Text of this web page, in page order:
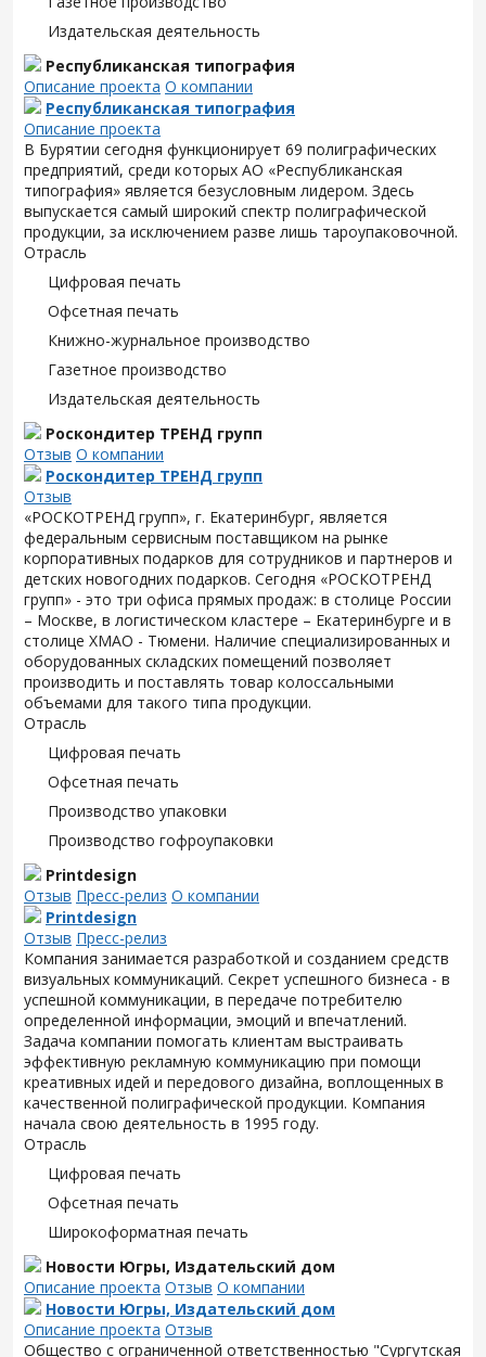
Издательская деятельность
Республиканская типография
Описание проекта О компании
Республиканская типография
Описание проекта
В Бурятии сегодня функционирует 69 полиграфических
предприятий, среди которых АО «Республиканская
типография» является безусловным лидером. Здесь
выпускается самый широкий спектр полиграфической
продукции, за исключением разве лишь тароупаковочной.
Отрасль
Цифровая печать
Офсетная печать
Книжно-журнальное производство
Газетное производство
Издательская деятельность
Роскондитер ТРЕНД групп
Отзыв О компании
Роскондитер ТРЕНД групп
Отзыв
«РОСКОТРЕНД групп», г. Екатеринбург, является
федеральным сервисным поставщиком на рынке
корпоративных подарков для сотрудников и партнеров и
детских новогодних подарков. Сегодня «РОСКОТРЕНД
групп» - это три офиса прямых продаж: в столице России
– Москве, в логистическом кластере – Екатеринбурге и в
столице ХМАО - Тюмени. Наличие специализированных и
оборудованных складских помещений позволяет
производить и поставлять товар колоссальными
объемами для такого типа продукции.
Отрасль
Цифровая печать
Офсетная печать
Производство упаковки
Производство гофроупаковки
Printdesign
Отзыв Пресс-релиз О компании
Printdesign
Отзыв Пресс-релиз
Компания занимается разработкой и созданием средств
визуальных коммуникаций. Секрет успешного бизнеса - в
успешной коммуникации, в передаче потребителю
определенной информации, эмоций и впечатлений.
Задача компании помогать клиентам выстраивать
эффективную рекламную коммуникацию при помощи
креативных идей и передового дизайна, воплощенных в
качественной полиграфической продукции. Компания
начала свою деятельность в 1995 году.
Отрасль
Цифровая печать
Офсетная печать
Широкоформатная печать
Новости Югры, Издательский дом
Описание проекта Отзыв О компании
Новости Югры, Издательский дом
Описание проекта Отзыв
Общество с ограниченной ответственностью "Сургутская